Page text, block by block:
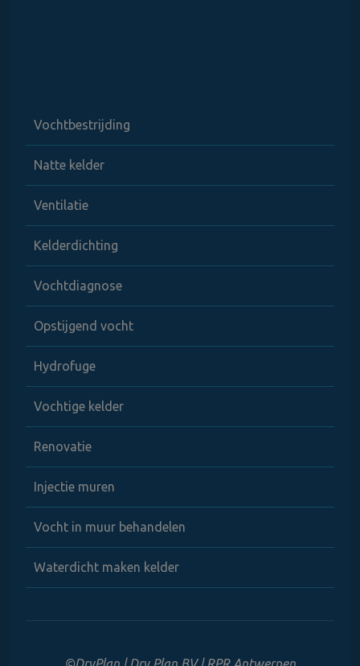
Vochtbestrijding
Natte kelder
Ventilatie
Kelderdichting
Vochtdiagnose
Opstijgend vocht
Hydrofuge
Vochtige kelder
Renovatie
Injectie muren
Vocht in muur behandelen
Waterdicht maken kelder